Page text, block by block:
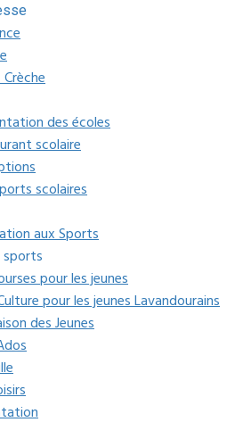
des écoles
scolaire
scolaires
aux Sports
sports
pour les jeunes
pour les jeunes Lavandourains
des Jeunes